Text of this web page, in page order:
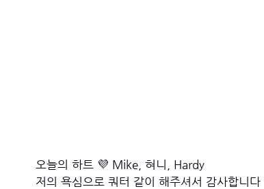
오늘의 하트 💜 Mike, 혀니, Hardy
저의 욕심으로 쿼터 같이 해주셔서 감사합니다